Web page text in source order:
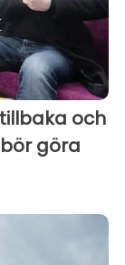
och
göra